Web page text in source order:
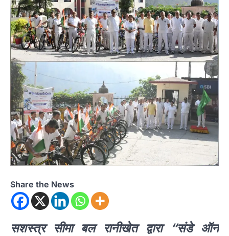
Share the News
सशस्त्र सीमा बल रानीखेत द्वारा “संडे ऑन